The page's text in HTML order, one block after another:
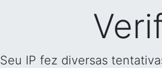
Seu IP fez diversas